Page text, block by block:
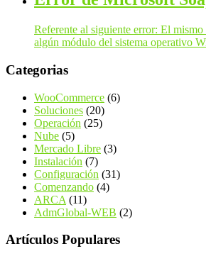
Referente al siguiente error: El mismo
algún módulo del sistema operativo
Categorias
WooCommerce (6)
Soluciones (20)
Operación (25)
Nube (5)
Mercado Libre (3)
Instalación (7)
Configuración (31)
Comenzando (4)
ARCA (11)
AdmGlobal-WEB (2)
Artículos Populares